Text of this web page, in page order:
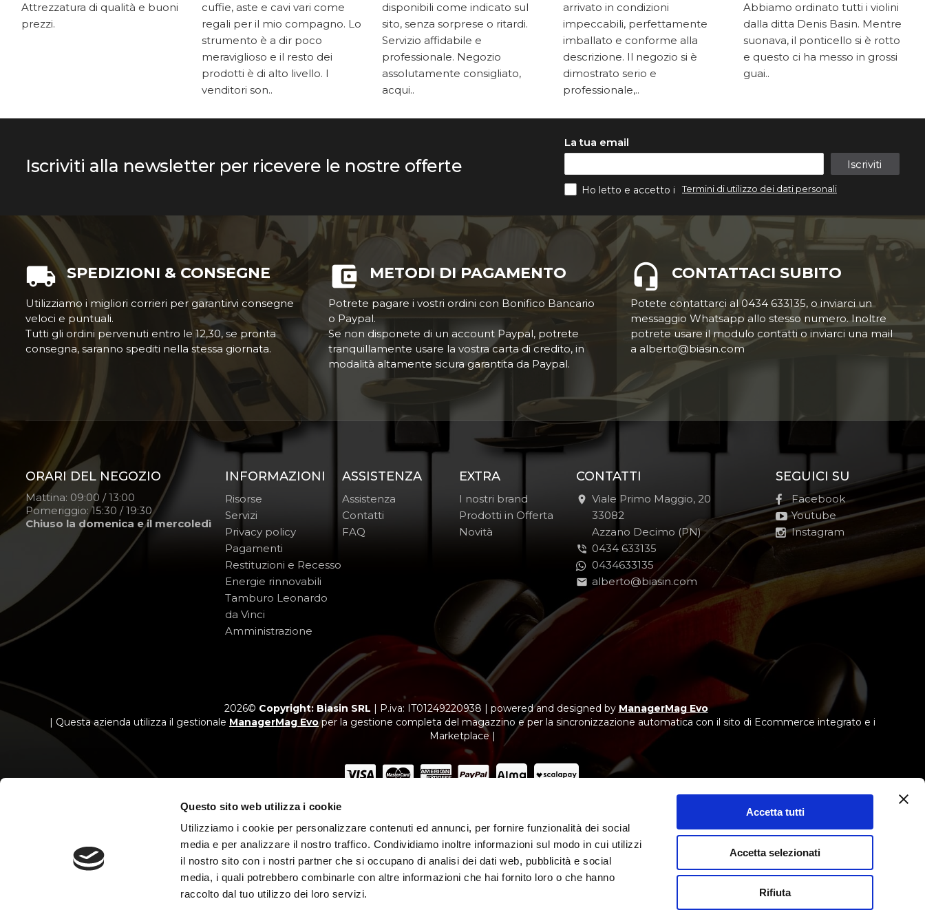
Questo sito web utilizza i cookie
Utilizziamo i cookie per personalizzare contenuti ed annunci, per fornire funzionalità dei social
media e per analizzare il nostro traffico. Condividiamo inoltre informazioni sul modo in cui utilizzi
il nostro sito con i nostri partner che si occupano di analisi dei dati web, pubblicità e social
media, i quali potrebbero combinarle con altre informazioni che hai fornito loro o che hanno
raccolto dal tuo utilizzo dei loro servizi.
Accetta tutti
Accetta selezionati
Rifiuta
Attrezzatura di qualità e buoni
prezzi.
cuffie, aste e cavi vari come
regali per il mio compagno. Lo
strumento è a dir poco
meraviglioso e il resto dei
prodotti è di alto livello. I
venditori son..
disponibili come indicato sul
sito, senza sorprese o ritardi.
Servizio affidabile e
professionale. Negozio
assolutamente consigliato,
acqui..
arrivato in condizioni
impeccabili, perfettamente
imballato e conforme alla
descrizione. Il negozio si è
dimostrato serio e
professionale,..
Abbiamo ordinato tutti i violini
dalla ditta Denis Basin. Mentre
suonava, il ponticello si è rotto
e questo ci ha messo in grossi
guai..
Iscriviti alla newsletter per ricevere le nostre offerte
La tua email
Iscriviti
Ho letto e accetto i Termini di utilizzo dei dati personali
SPEDIZIONI & CONSEGNE
Utilizziamo i migliori corrieri per garantirvi consegne
veloci e puntuali.
Tutti gli ordini pervenuti entro le 12,30, se pronta
consegna, saranno spediti nella stessa giornata.
METODI DI PAGAMENTO
Potrete pagare i vostri ordini con Bonifico Bancario
o Paypal.
Se non disponete di un account Paypal, potrete
tranquillamente usare la vostra carta di credito, in
modalità altamente sicura garantita da Paypal.
CONTATTACI SUBITO
Potete contattarci al 0434 633135, o inviarci un
messaggio Whatsapp allo stesso numero. Inoltre
potrete usare il modulo contatti o inviarci una mail
a alberto@biasin.com
ORARI DEL NEGOZIO
Mattina: 09:00 / 13:00
Pomeriggio: 15:30 / 19:30
Chiuso la domenica e il mercoledì
INFORMAZIONI
Risorse
Servizi
Privacy policy
Pagamenti
Restituzioni e Recesso
Energie rinnovabili
Tamburo Leonardo
da Vinci
Amministrazione
ASSISTENZA
Assistenza
Contatti
FAQ
EXTRA
I nostri brand
Prodotti in Offerta
Novità
CONTATTI
Viale Primo Maggio, 20
-
33082
-
Azzano Decimo (PN)
0434 633135
0434633135
alberto@biasin.com
SEGUICI SU
Facebook
Youtube
Instagram
2026© Copyright: Biasin SRL | P.iva: IT01249220938 | powered and designed by ManagerMag Evo
| Questa azienda utilizza il gestionale ManagerMag Evoper la gestione completa del magazzino e per la sincronizzazione automatica con il sito di Ecommerce integrato e i
Marketplace |
Salvo approvazione di Findomestic Banca S.p.A. per cui “Biasin SRL” opera quale intermediario del credito, non in esclusiva.